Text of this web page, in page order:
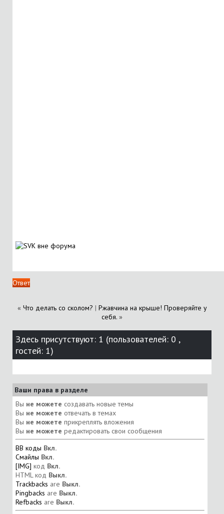
Ответ
« Что делать со сколом? | Ржавчина на крыше! Проверяйте у
себя. »
Здесь присутствуют: 1 (пользователей: 0 ,
гостей: 1)
Ваши права в разделе
Вы не можете создавать новые темы
Вы не можете отвечать в темах
Вы не можете прикреплять вложения
Вы не можете редактировать свои сообщения
BB коды Вкл.
Смайлы Вкл.
[IMG] код Вкл.
HTML код Выкл.
Trackbacks are Выкл.
Pingbacks are Выкл.
Refbacks are Выкл.